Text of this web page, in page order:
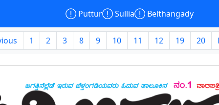
 PutturSullia Belthangady
1 2 3 8 9 10 11 12 19 20